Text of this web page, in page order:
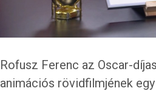
Rofusz Ferenc az Oscar-díjas
animációs rövidfilmjének